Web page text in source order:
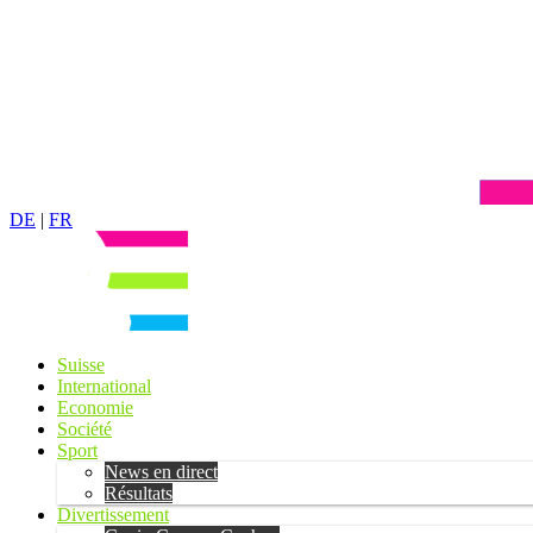
DE | FR
Suisse
International
Economie
Société
Sport
News en direct
Résultats
Divertissement